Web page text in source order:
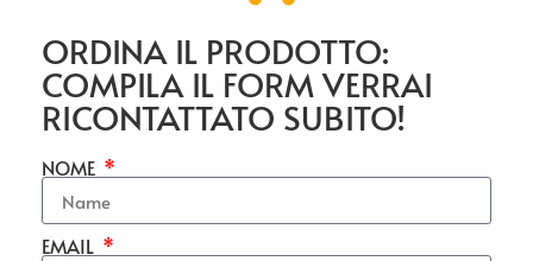
ORDINA IL PRODOTTO:
COMPILA IL FORM VERRAI
RICONTATTATO SUBITO!
NOME
EMAIL